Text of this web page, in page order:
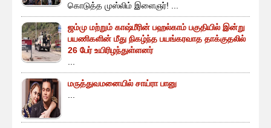
கொடுத்த முஸ்லிம் இளைஞர்! ...
ஜம்மு மற்றும் காஷ்மீரின் பஹல்காம் பகுதியில் இன்று
பயணிகளின் மீது நிகழ்ந்த பயங்கரவாத தாக்குதலில்
26 பேர் உயிரிழந்துள்ளனர்
மருத்துவமனையில் சாய்ரா பானு